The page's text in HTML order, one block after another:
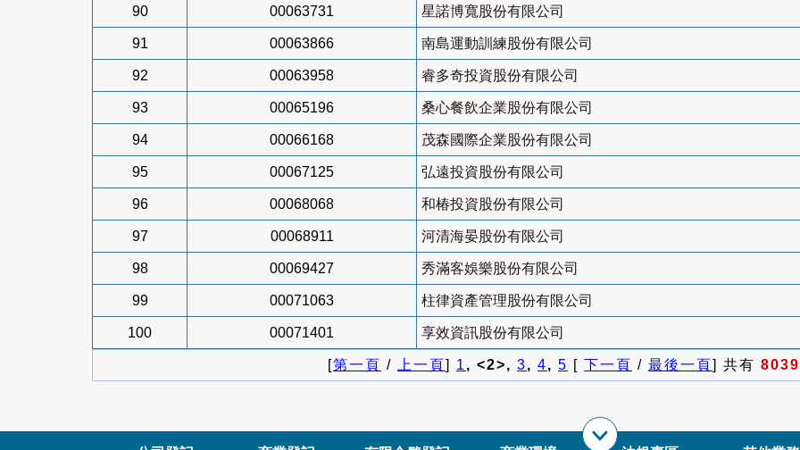
90 00063731 星諾博寬股份有限公司
91 00063866 南島運動訓練股份有限公司
92 00063958 睿多奇投資股份有限公司
93 00065196 桑心餐飲企業股份有限公司
94 00066168 茂森國際企業股份有限公司
95 00067125 弘遠投資股份有限公司
96 00068068 和椿投資股份有限公司
97 00068911 河清海晏股份有限公司
98 00069427 秀滿客娛樂股份有限公司
99 00071063 柱律資產管理股份有限公司
100 00071401 享效資訊股份有限公司
[第一頁 / 上一頁] 1, <2>, 3, 4, 5 [ 下一頁 / 最後一頁] 共有 8039